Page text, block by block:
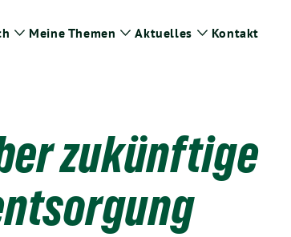
Zeige
Meine Themen
Zeige
Aktuelles Zeige
Kontakt
zukünftige